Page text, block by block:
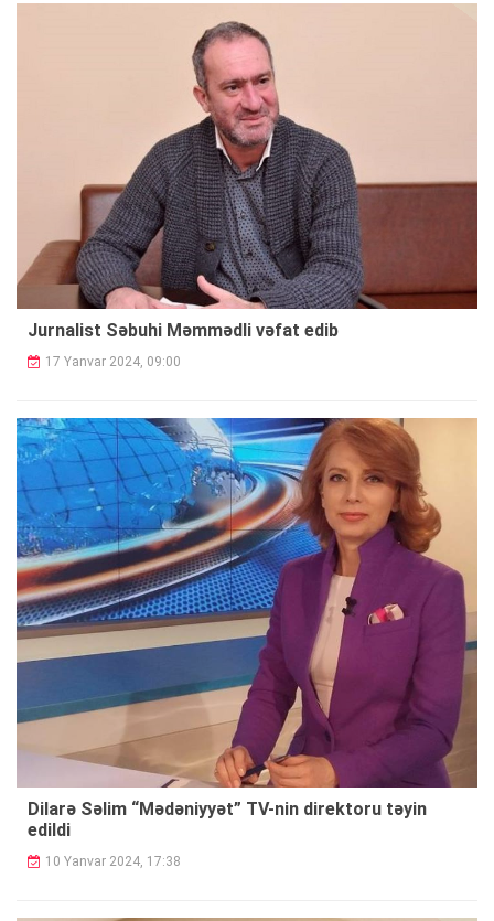
Jurnalist Səbuhi Məmmədli vəfat edib
17 Yanvar 2024, 09:00
Dilarə Səlim “Mədəniyyət” TV-nin direktoru təyin
edildi
10 Yanvar 2024, 17:38